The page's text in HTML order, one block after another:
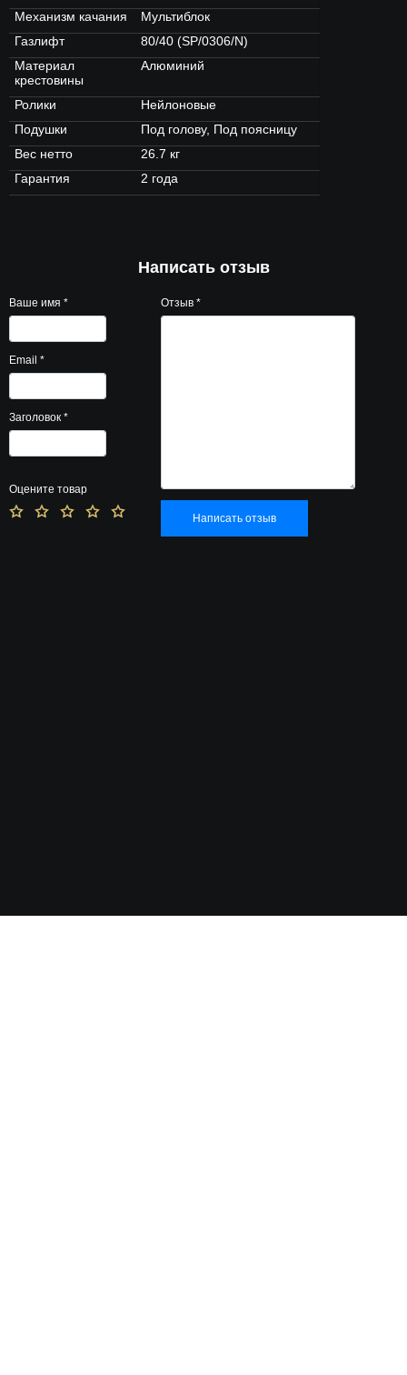
Механизм качания
Мультиблок
Газлифт
80/40 (SP/0306/N)
Материал
крестовины
Алюминий
Ролики
Нейлоновые
Подушки
Под голову, Под поясницу
Вес нетто
26.7 кг
Гарантия
2 года
Написать отзыв
Ваше имя *
Email *
Заголовок *
Оцените товар
Отзыв *
Написать отзыв